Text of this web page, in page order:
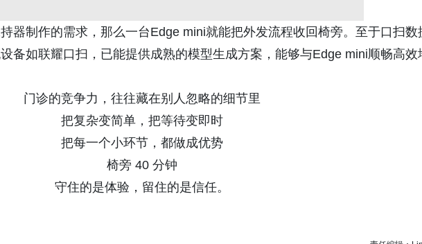
器制作的需求，那么一台Edge mini就能把外发流程收回椅旁。至于口扫数
备如联耀口扫，已能提供成熟的模型生成方案，能够与Edge mini顺畅高效
门诊的竞争力，往往藏在别人忽略的细节里
把复杂变简单，把等待变即时
把每一个小环节，都做成优势
椅旁 40 分钟
守住的是体验，留住的是信任。